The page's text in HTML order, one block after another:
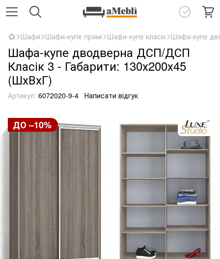
Шафи Шафи-купе прямі Шафи-купе класік Шафа-купе
Шафа-купе дводверна ДСП/ДСП
Класік 3 - Габарити: 130х200х45
(ШхВхГ)
Артикул: 6072020-9-4 Написати відгук
ДО –10%